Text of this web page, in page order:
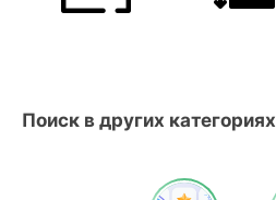
Поиск в других категориях